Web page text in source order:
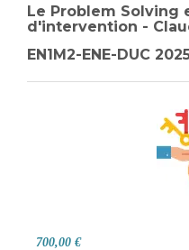
Le Problem Solving
d'intervention -
EN1M2-ENE-DUC
700,00 €